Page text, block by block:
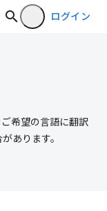
ログイン
希望の言語に翻訳
あります。